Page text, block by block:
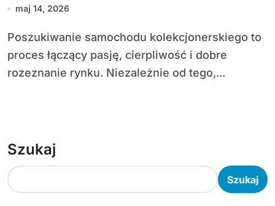
maj 14, 2026
Poszukiwanie samochodu kolekcjonerskiego to
proces łączący pasję, cierpliwość i dobre
rozeznanie rynku. Niezależnie od tego,...
Szukaj
Szukaj